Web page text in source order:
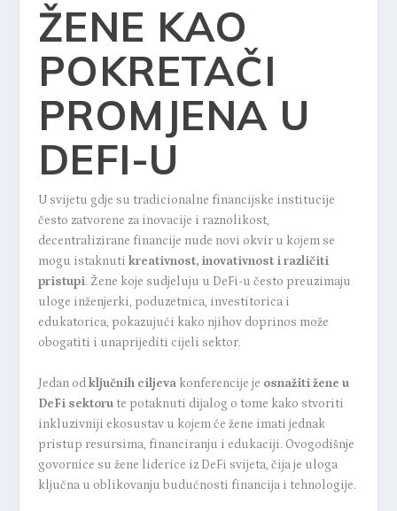
ŽENE KAO
POKRETAČI
PROMJENA U
DEFI-U
U svijetu gdje su tradicionalne financijske institucije
često zatvorene za inovacije i raznolikost,
decentralizirane financije nude novi okvir u kojem se
mogu istaknuti kreativnost, inovativnost i različiti
pristupi. Žene koje sudjeluju u DeFi-u često preuzimaju
uloge inženjerki, poduzetnica, investitorica i
edukatorica, pokazujući kako njihov doprinos može
obogatiti i unaprijediti cijeli sektor.
Jedan odključnih ciljevakonferencije je osnažiti žene u
DeFi sektorute potaknuti dijalog o tome kako stvoriti
inkluzivniji ekosustav u kojem će žene imati jednak
pristup resursima, financiranju i edukaciji. Ovogodišnje
govornice su žene liderice iz DeFi svijeta, čija je uloga
ključna u oblikovanju budućnosti financija i tehnologije.